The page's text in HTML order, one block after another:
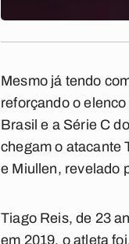
Mesmo já tendo
reforçando o
Brasil e a Série C
chegam o atacante
e Miullen, revelado
Tiago Reis, de 23
em 2019, o atleta